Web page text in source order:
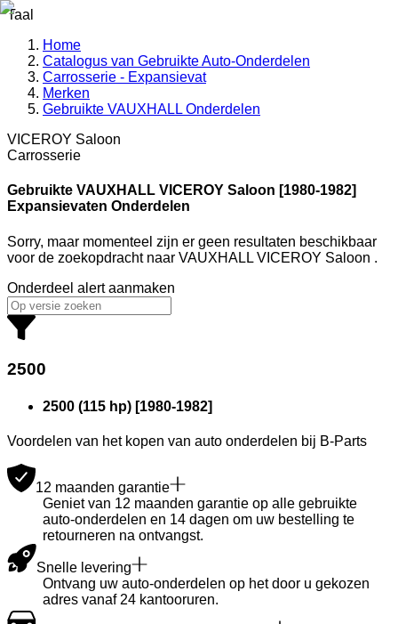
Taal
Home
Catalogus van Gebruikte Auto-Onderdelen
Carrosserie - Expansievat
Merken
Gebruikte VAUXHALL Onderdelen
VICEROY Saloon
Carrosserie
Gebruikte VAUXHALL VICEROY Saloon [1980-1982]
Expansievaten Onderdelen
Sorry, maar momenteel zijn er geen resultaten beschikbaar
voor de zoekopdracht naar VAUXHALL VICEROY Saloon .
Onderdeel alert aanmaken
2500
2500 (115 hp) [1980-1982]
Voordelen van het kopen van auto onderdelen bij B-Parts
12 maanden garantie
Geniet van 12 maanden garantie op alle gebruikte
auto-onderdelen en 14 dagen om uw bestelling te
retourneren na ontvangst.
Snelle levering
Ontvang uw auto-onderdelen op het door u gekozen
adres vanaf 24 kantooruren.